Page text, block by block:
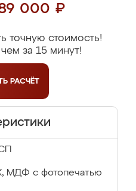
000 ₽
точную стоимость!
за 15 минут!
РАСЧЁТ
с фотопечатью